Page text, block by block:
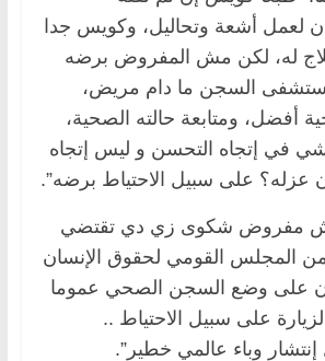
لعمل أشعة وتحاليل، وكويس جدا
له، لكن مش المفروض برضه
السجن ما دام مريض،
أفضل، ومتابعة حالته الصحية،
في إتجاه التحسن و ليس إتجاه
عزله؟ على سبيل الاحتياط برضه”.
مفروض شكوى زي دي تقتضي
المجلس القومي لحقوق الإنسان
على وضع السجن الصحي عموما
على سبيل الاحتياط ..
وباء عالمي خطير”.